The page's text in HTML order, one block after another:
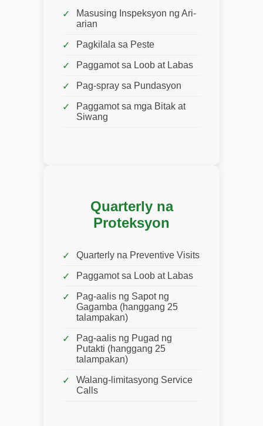
Masusing Inspeksyon ng Ari-
arian
Pagkilala sa Peste
Paggamot sa Loob at Labas
Pag-spray sa Pundasyon
Paggamot sa mga Bitak at
Siwang
Quarterly na
Proteksyon
Quarterly na Preventive Visits
Paggamot sa Loob at Labas
Pag-aalis ng Sapot ng
Gagamba (hanggang 25
talampakan)
Pag-aalis ng Pugad ng
Putakti (hanggang 25
talampakan)
Walang-limitasyong Service
Calls